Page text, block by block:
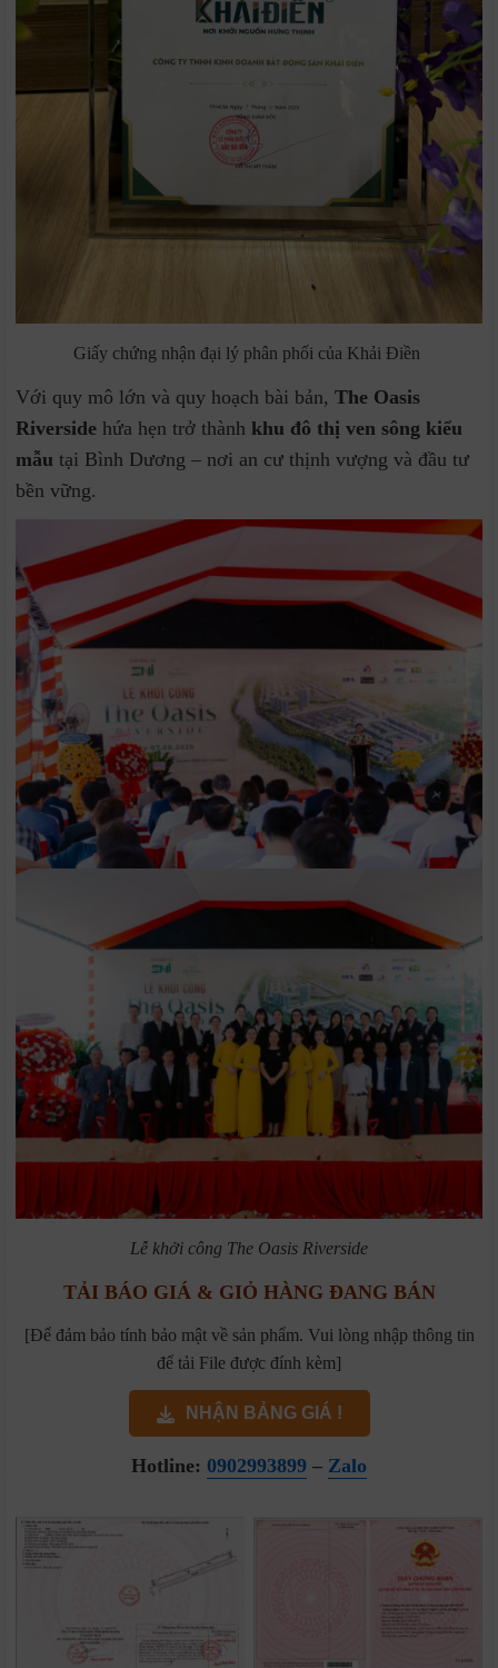
Giấy chứng nhận đại lý phân phối của Khải Điền
Với quy mô lớn và quy hoạch bài bản,The Oasis
Riverside hứa hẹn trở thành khu đô thị ven sông kiểu
mẫu tại Bình Dương – nơi an cư thịnh vượng và đầu tư
bền vững.
Lễ khởi công The Oasis Riverside
TẢI BÁO GIÁ & GIỎ HÀNG ĐANG BÁN
[Để đảm bảo tính bảo mật về sản phẩm. Vui lòng nhập thông tin
để tải File được đính kèm]
NHẬN BẢNG GIÁ !
Hotline: 0902993899 – Zalo